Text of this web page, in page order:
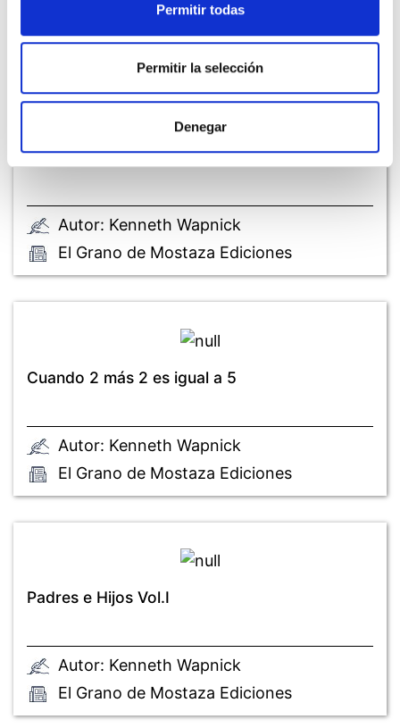
Permitir todas
Permitir la selección
Denegar
El poder sanador de la bondad Vol. II
Autor: Kenneth Wapnick
El Grano de Mostaza Ediciones
Cuando 2 más 2 es igual a 5
Autor: Kenneth Wapnick
El Grano de Mostaza Ediciones
Padres e Hijos Vol.I
Autor: Kenneth Wapnick
El Grano de Mostaza Ediciones